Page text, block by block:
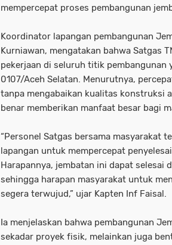
mempercepat proses pembangunan
Koordinator lapangan pembangunan
Kurniawan, mengatakan bahwa Satgas
pekerjaan di seluruh titik pembangunan
0107/Aceh Selatan. Menurutnya,
tanpa mengabaikan kualitas konstruksi
benar memberikan manfaat besar bagi
“Personel Satgas bersama masyarakat
lapangan untuk mempercepat
Harapannya, jembatan ini dapat selesai
sehingga harapan masyarakat untuk
segera terwujud,” ujar Kapten Inf Faisal.
Ia menjelaskan bahwa pembangunan
sekadar proyek fisik, melainkan juga